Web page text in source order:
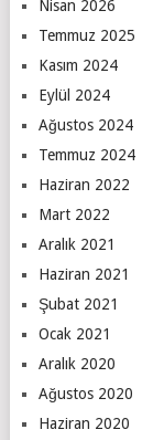
Nisan 2026
Temmuz 2025
Kasım 2024
Eylül 2024
Ağustos 2024
Temmuz 2024
Haziran 2022
Mart 2022
Aralık 2021
Haziran 2021
Şubat 2021
Ocak 2021
Aralık 2020
Ağustos 2020
Haziran 2020